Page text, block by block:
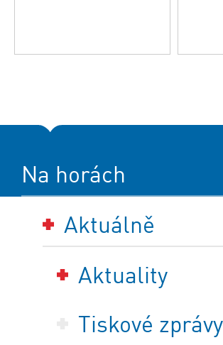
Na horách
Aktuálně
Aktuality
Tiskové zprávy